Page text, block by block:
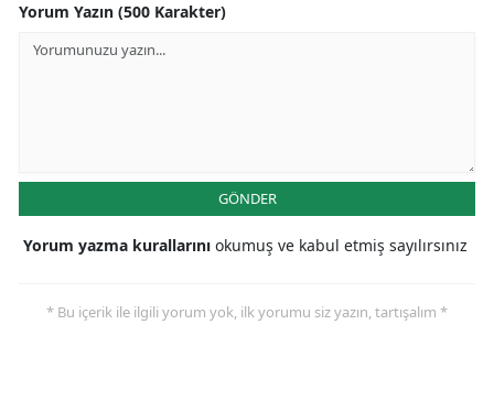
Yorum Yazın (500 Karakter)
GÖNDER
Yorum yazma kurallarını okumuş ve kabul etmiş sayılırsınız
* Bu içerik ile ilgili yorum yok, ilk yorumu siz yazın, tartışalım *